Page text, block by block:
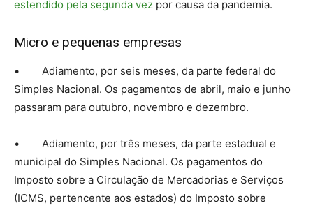
estendido pela segunda vez por causa da pandemia.
Micro e pequenas empresas
• Adiamento, por seis meses, da parte federal do
Simples Nacional. Os pagamentos de abril, maio e junho
passaram para outubro, novembro e dezembro.
• Adiamento, por três meses, da parte estadual e
municipal do Simples Nacional. Os pagamentos do
Imposto sobre a Circulação de Mercadorias e Serviços
(ICMS, pertencente aos estados) do Imposto sobre